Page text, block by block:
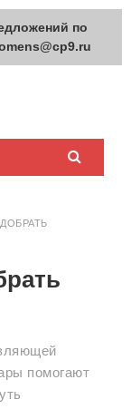
весь мир
помогают
по